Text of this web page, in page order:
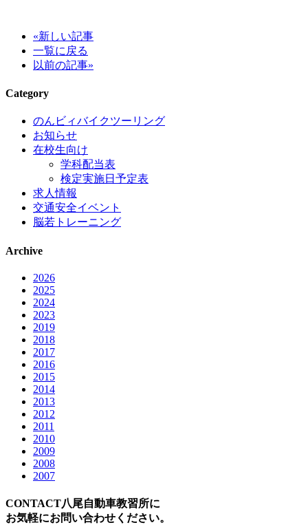
«新しい記事
一覧に戻る
以前の記事»
Category
のんビィバイクツーリング
お知らせ
在校生向け
学科配当表
検定実施日予定表
求人情報
交通安全イベント
脳若トレーニング
Archive
2026
2025
2024
2023
2019
2018
2017
2016
2015
2014
2013
2012
2011
2010
2009
2008
2007
CONTACT八尾自動車教習所に
お気軽にお問い合わせください。